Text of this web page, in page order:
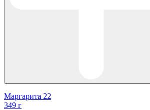
Маргарита 22
349 г